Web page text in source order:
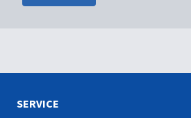
SERVICE